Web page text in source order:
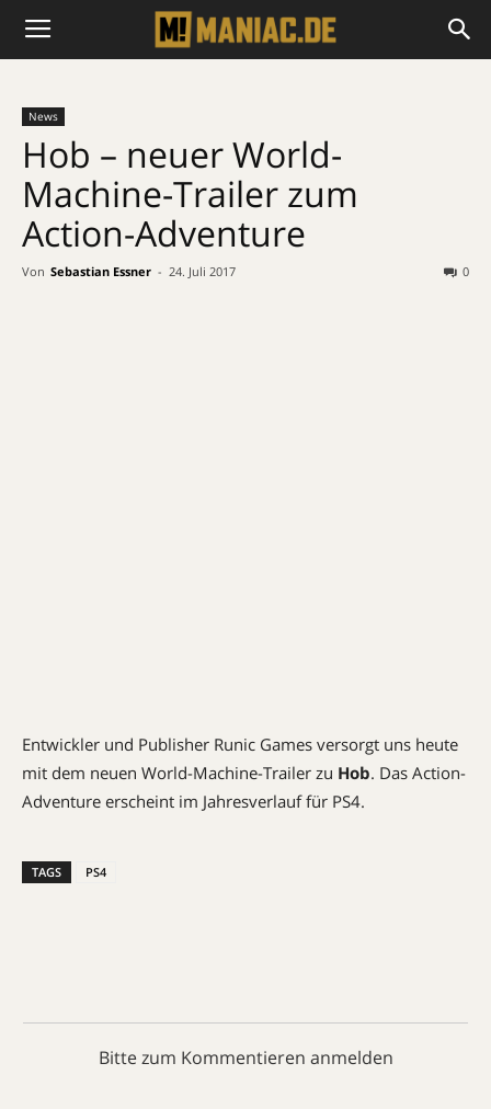
News
Hob – neuer World-
Machine-Trailer zum
Action-Adventure
Von Sebastian Essner - 24. Juli 2017 0
Entwickler und Publisher Runic Games versorgt uns heute
mit dem neuen World-Machine-Trailer zu Hob. Das Action-
Adventure erscheint im Jahresverlauf für PS4.
TAGS PS4
Bitte zum Kommentieren anmelden